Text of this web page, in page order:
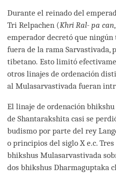
Durante el reinado del
Tri Relpachen (Khri Ral- pa can
emperador decretó que ningún
fuera de la rama Sarvastivada,
tibetano. Esto limitó
otros linajes de ordenación
al Mulasarvastivada fueran
El linaje de ordenación
de Shantarakshita casi se
budismo por parte del rey
o principios del siglo X e.c. Tres
bhikshus Mulasarvastivada
dos bhikshus Dharmaguptaka